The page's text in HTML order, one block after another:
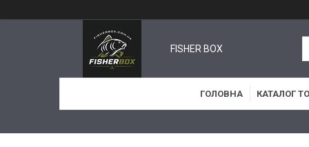
FISHER BOX
ГОЛОВНА КАТАЛОГ